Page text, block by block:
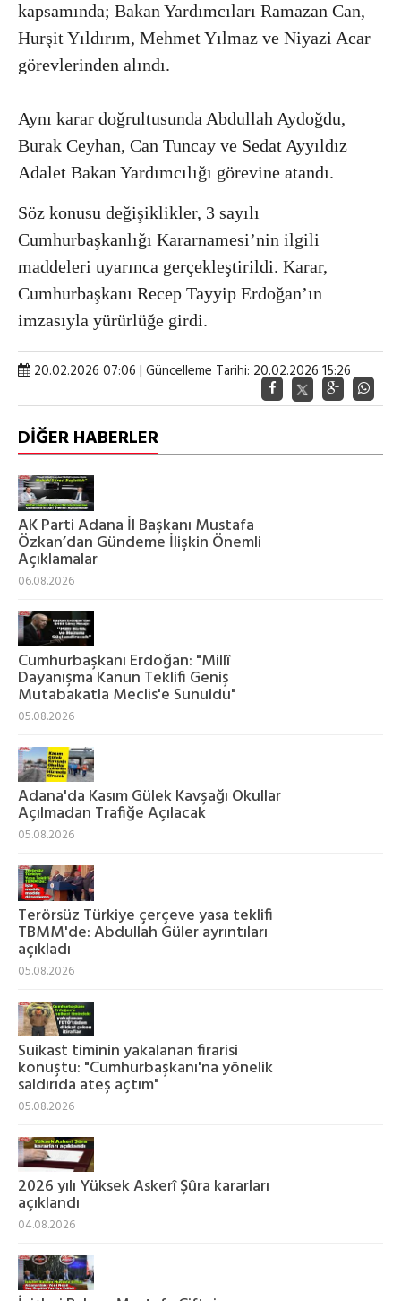
kapsamında; Bakan Yardımcıları Ramazan Can,
Hurşit Yıldırım, Mehmet Yılmaz ve Niyazi Acar
görevlerinden alındı.
Aynı karar doğrultusunda Abdullah Aydoğdu,
Burak Ceyhan, Can Tuncay ve Sedat Ayyıldız
Adalet Bakan Yardımcılığı görevine atandı.
Söz konusu değişiklikler, 3 sayılı
Cumhurbaşkanlığı Kararnamesi’nin ilgili
maddeleri uyarınca gerçekleştirildi. Karar,
Cumhurbaşkanı Recep Tayyip Erdoğan’ın
imzasıyla yürürlüğe girdi.
20.02.2026 07:06 | Güncelleme Tarihi: 20.02.2026 15:26
DİĞER HABERLER
AK Parti Adana İl Başkanı Mustafa
Özkan’dan Gündeme İlişkin Önemli
Açıklamalar
06.08.2026
Cumhurbaşkanı Erdoğan: "Millî
Dayanışma Kanun Teklifi Geniş
Mutabakatla Meclis'e Sunuldu"
05.08.2026
Adana'da Kasım Gülek Kavşağı Okullar
Açılmadan Trafiğe Açılacak
05.08.2026
Terörsüz Türkiye çerçeve yasa teklifi
TBMM'de: Abdullah Güler ayrıntıları
açıkladı
05.08.2026
Suikast timinin yakalanan firarisi
konuştu: "Cumhurbaşkanı'na yönelik
saldırıda ateş açtım"
05.08.2026
2026 yılı Yüksek Askerî Şûra kararları
açıklandı
04.08.2026